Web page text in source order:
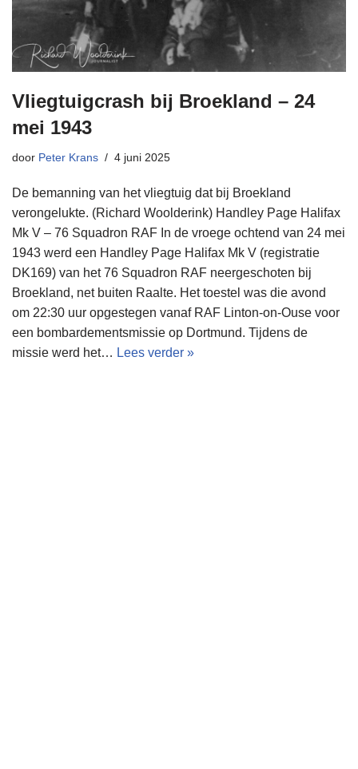
Vliegtuigcrash bij Broekland – 24
mei 1943
door Peter Krans 4 juni 2025
De bemanning van het vliegtuig dat bij Broekland
verongelukte. (Richard Woolderink) Handley Page Halifax
Mk V – 76 Squadron RAF In de vroege ochtend van 24 mei
1943 werd een Handley Page Halifax Mk V (registratie
DK169) van het 76 Squadron RAF neergeschoten bij
Broekland, net buiten Raalte. Het toestel was die avond
om 22:30 uur opgestegen vanaf RAF Linton-on-Ouse voor
een bombardementsmissie op Dortmund. Tijdens de
missie werd het… Lees verder »